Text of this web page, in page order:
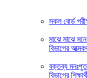
সকল বোর্ড
মাঝে মাঝে
বিভাগের
বক্তব্য
বিভাগের